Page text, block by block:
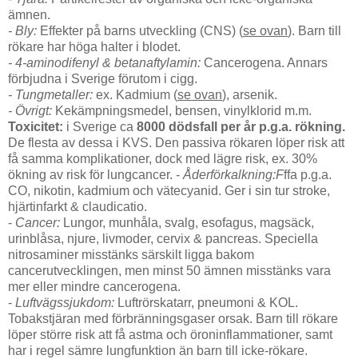
ämnen.
- Bly: Effekter på barns utveckling (CNS) (se ovan). Barn till
rökare har höga halter i blodet.
- 4-aminodifenyl & betanaftylamin: Cancerogena. Annars
förbjudna i Sverige förutom i cigg.
- Tungmetaller: ex. Kadmium (se ovan), arsenik.
- Övrigt: Kekämpningsmedel, bensen, vinylklorid m.m.
Toxicitet: i Sverige ca 8000 dödsfall per år p.g.a. rökning.
De flesta av dessa i KVS. Den passiva rökaren löper risk att
få samma komplikationer, dock med lägre risk, ex. 30%
ökning av risk för lungcancer. - Åderförkalkning:Fffa p.g.a.
CO, nikotin, kadmium och vätecyanid. Ger i sin tur stroke,
hjärtinfarkt & claudicatio.
- Cancer: Lungor, munhåla, svalg, esofagus, magsäck,
urinblåsa, njure, livmoder, cervix & pancreas. Speciella
nitrosaminer misstänks särskilt ligga bakom
cancerutvecklingen, men minst 50 ämnen misstänks vara
mer eller mindre cancerogena.
- Luftvägssjukdom: Luftrörskatarr, pneumoni & KOL.
Tobakstjäran med förbränningsgaser orsak. Barn till rökare
löper större risk att få astma och öroninflammationer, samt
har i regel sämre lungfunktion än barn till icke-rökare.